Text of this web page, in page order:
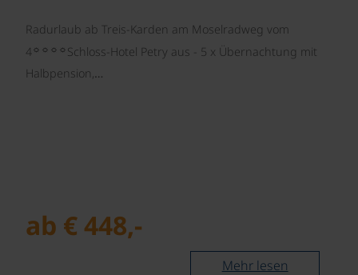
Radurlaub ab Treis-Karden am Moselradweg vom
4 ☼☼☼☼Schloss-Hotel Petry aus - 5 x Übernachtung mit
Halbpension,…
ab € 448,-
Mehr lesen